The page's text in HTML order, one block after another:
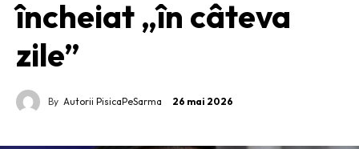
încheiat „în câteva
zile”
By Autorii PisicaPeSarma 26 mai 2026